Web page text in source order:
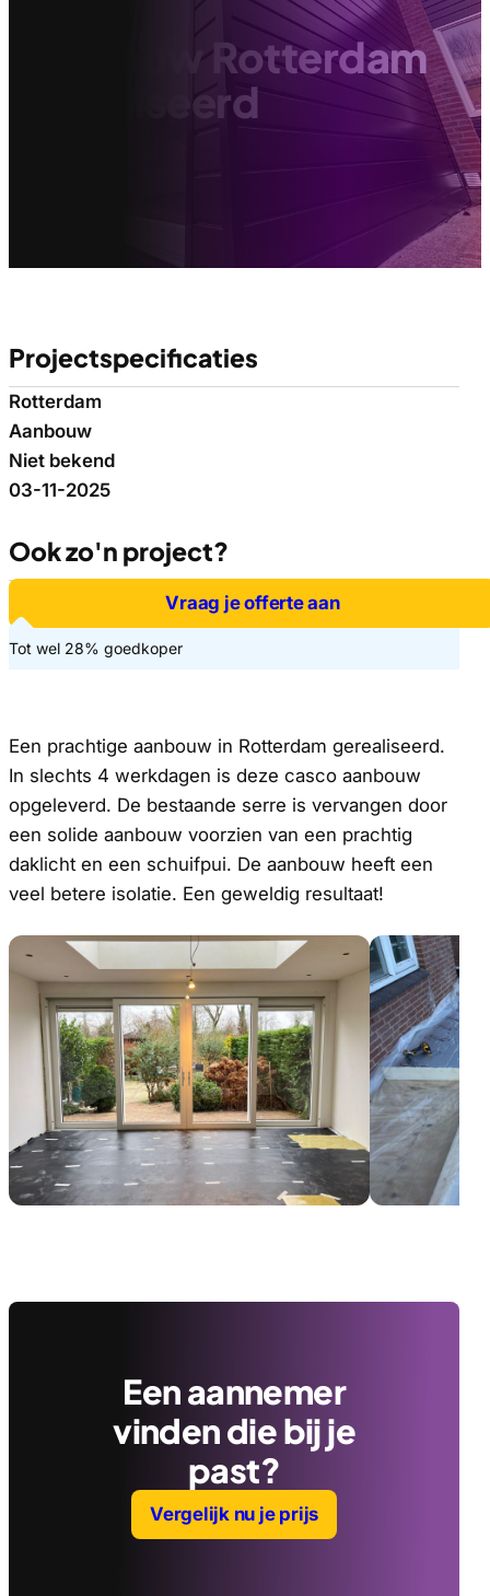
Aanbouw Rotterdam
gerealiseerd
Een prachtige aanbouw in Rotterdam gerealiseerd.
In slechts 4 werkdagen is deze casco aanbouw
opgeleverd. De bestaande serre is vervangen door
een solide aanbouw voorzien van een prachtig
daklicht en een schuifpui. De aanbouw heeft een
veel betere isolatie. Een geweldig resultaat!
Projectspecificaties
Rotterdam
Aanbouw
Niet bekend
03-11-2025
Ook zo'n project?
Vraag je offerte aan
Tot wel 28% goedkoper
Een aannemer
vinden die bij je
past?
Vergelijk nu je prijs